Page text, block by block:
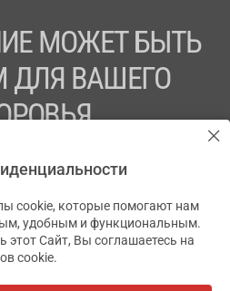
МОЖЕТ БЫТЬ
ДЛЯ ВАШЕГО
ПРЕПАРАТА
С ВРАЧОМ
Код ЄДРПОУ 43631965.
cookie, которые помогают нам
удобным и функциональным.
Сайт, Вы соглашаетесь на
cookie.
✕